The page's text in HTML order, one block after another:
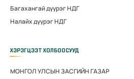
Багахангай дүүрэг НДГ
Налайх дүүрэг НДГ
ХЭРЭГЦЭЭТ ХОЛБООСУУД
МОНГОЛ УЛСЫН ЗАСГИЙН ГАЗАР